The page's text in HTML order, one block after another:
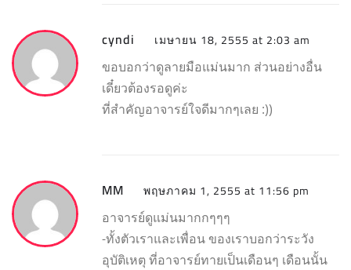
cyndi เมษายน 18, 2555 at 2:03 am
ขอบอกว่าดูลายมือแม่นมาก ส่วนอย่างอื่น
เดี๋ยวต้องรอดูค่ะ
ที่สำคัญอาจารย์ใจดีมากๆเลย :))
MM พฤษภาคม 1, 2555 at 11:56 pm
อาจารย์ดูแม่นมากกๆๆๆ
-ทั้งตัวเราและเพื่อน ของเราบอกว่าระวัง
อุบัติเหตุ ที่อาจารย์ทายเป็นเดือนๆ เดือนนั้น